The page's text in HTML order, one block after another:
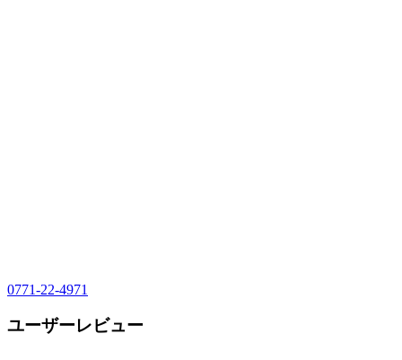
0771-22-4971
ユーザーレビュー